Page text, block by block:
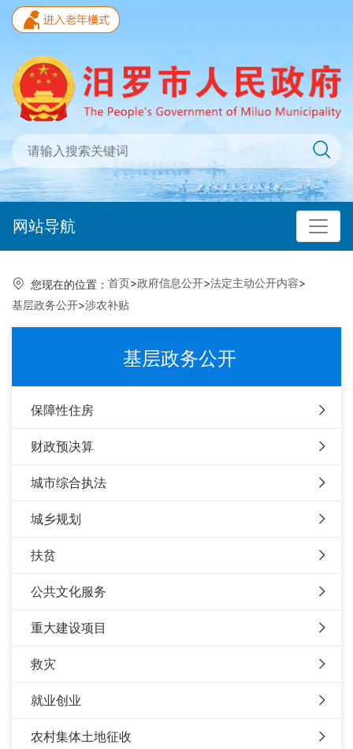
网站导航
您现在的位置： 首页>政府信息公开>法定主动公开内容>
基层政务公开>涉农补贴
基层政务公开
保障性住房
财政预决算
城市综合执法
城乡规划
扶贫
公共文化服务
重大建设项目
救灾
就业创业
农村集体土地征收